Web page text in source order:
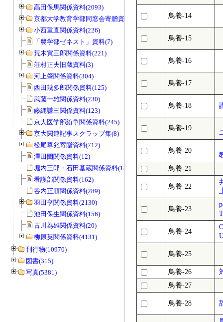
高田保馬関係資料(2093)
京都大学教育学部同窓会寄贈資料(963)
小西重直関係資料(226)
「農学部ゼネスト」資料(7)
荒木寅三郎関係資料(221)
荘村正夫旧蔵資料(3)
河上肇関係資料(304)
西田幾多郎関係資料(125)
武藤一雄関係資料(230)
藤縄謙三関係資料(123)
京大医学部紛争関係資料(245)
京大関連記事スクラップ集(8)
松尾尊兊寄贈資料(712)
澤田閏関係資料(12)
堀内三郎・石田基蔵関係資料(189)
看護部関係資料(162)
谷内正順関係資料(289)
羽田亨関係資料(2130)
池田保生関係資料(156)
古川為雄関係資料(20)
柳原英関係資料(4131)
刊行物(10970)
図書(315)
写真(5381)
鳥養-14
鳥養-15
鳥養-16
鳥養-17
鳥養-18
鳥養-19
鳥養-20
鳥養-21
鳥養-22
鳥養-23
鳥養-24
鳥養-25
鳥養-26
鳥養-27
鳥養-28